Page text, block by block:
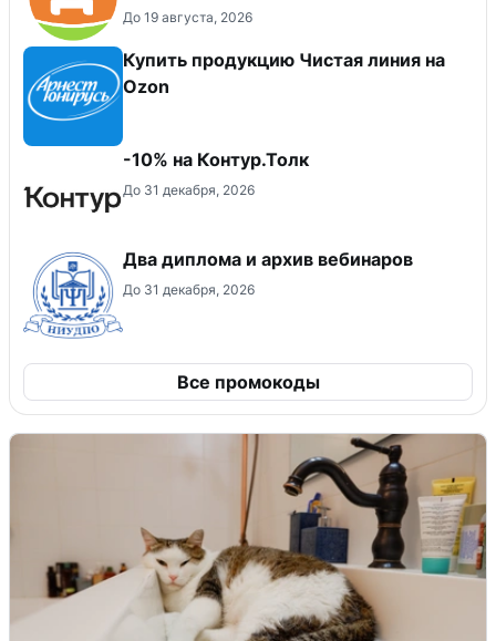
До 19 августа, 2026
Купить продукцию Чистая линия на
Ozon
-10% на Контур.Толк
До 31 декабря, 2026
Два диплома и архив вебинаров
До 31 декабря, 2026
Все промокоды